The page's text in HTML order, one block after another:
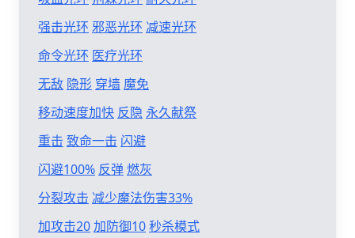
强击光环 邪恶光环 减速光环
命令光环 医疗光环
无敌 隐形 穿墙 魔免
移动速度加快 反隐 永久献祭
重击 致命一击 闪避
闪避100% 反弹燃灰
分裂攻击 减少魔法伤害33%
加攻击20加防御10秒杀模式